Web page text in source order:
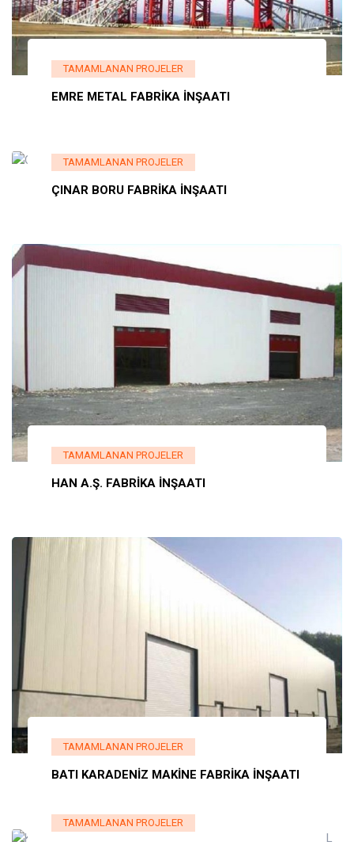
TAMAMLANAN PROJELER
EMRE METAL FABRİKA İNŞAATI
TAMAMLANAN PROJELER
ÇINAR BORU FABRİKA İNŞAATI
TAMAMLANAN PROJELER
HAN A.Ş. FABRİKA İNŞAATI
TAMAMLANAN PROJELER
BATI KARADENİZ MAKİNE FABRİKA İNŞAATI
TAMAMLANAN PROJELER